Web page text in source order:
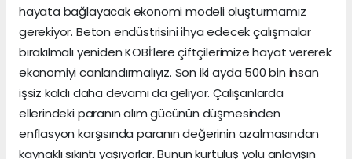
hayata bağlayacak ekonomi modeli oluşturmamız
gerekiyor. Beton endüstrisini ihya edecek çalışmalar
bırakılmalı yeniden KOBİ’lere çiftçilerimize hayat vererek
ekonomiyi canlandırmalıyız. Son iki ayda 500 bin insan
işsiz kaldı daha devamı da geliyor. Çalışanlarda
ellerindeki paranın alım gücünün düşmesinden
enflasyon karşısında paranın değerinin azalmasından
kaynaklı sıkıntı yaşıyorlar. Bunun kurtuluş yolu anlayışın